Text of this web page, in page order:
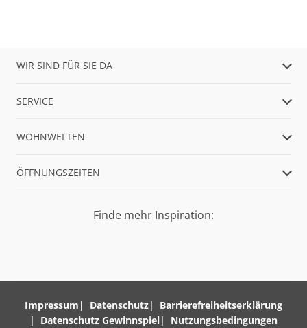
WIR SIND FÜR SIE DA
SERVICE
WOHNWELTEN
ÖFFNUNGSZEITEN
Finde mehr Inspiration:
Impressum Datenschutz
Barrierefreiheitserklärung
Datenschutz Gewinnspiel
Nutzungsbedingungen